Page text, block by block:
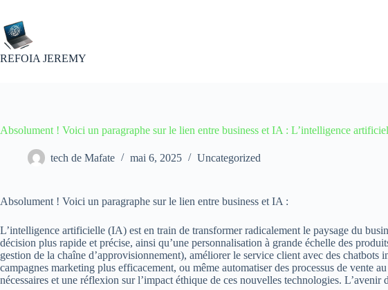
contenu
REFOIA JEREMY
Absolument ! Voici un paragraphe sur le lien entre business et IA : L’intelligence
tech de Mafate mai 6, 2025 Uncategorized
Absolument ! Voici un paragraphe sur le lien entre business et IA :
L’intelligence artificielle (IA) est en train de transformer radicalement le paysage du
décision plus rapide et précise, ainsi qu’une personnalisation à grande échelle des
gestion de la chaîne d’approvisionnement), améliorer le service client avec des
campagnes marketing plus efficacement, ou même automatiser des processus de vente
nécessaires et une réflexion sur l’impact éthique de ces nouvelles technologies.